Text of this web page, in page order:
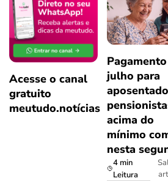
Acesse o canal
gratuito
meutudo.notícias
julho para
acima do
mínimo
nesta
4 min
Leitura